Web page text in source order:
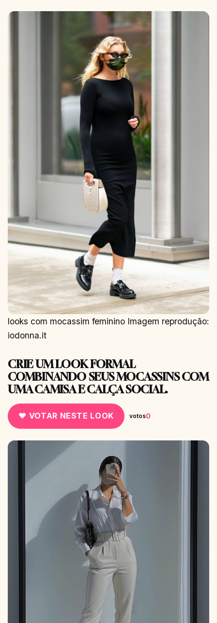
looks com mocassim feminino Imagem reprodução:
iodonna.it
CRIE UM LOOK FORMAL
COMBINANDO SEUS MOCASSINS COM
UMA CAMISA E CALÇA SOCIAL.
♥ VOTAR NESTE LOOK votos0